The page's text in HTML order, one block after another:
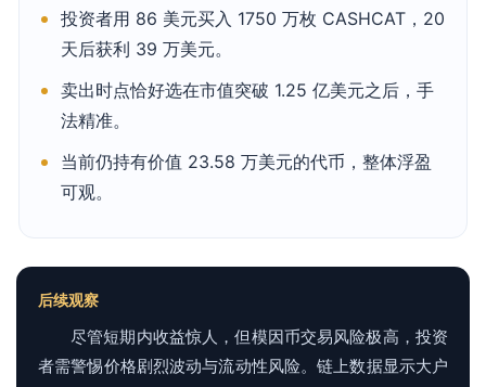
投资者用 86 美元买入 1750 万枚 CASHCAT，20
天后获利 39 万美元。
卖出时点恰好选在市值突破 1.25 亿美元之后，手
法精准。
当前仍持有价值 23.58 万美元的代币，整体浮盈
可观。
后续观察
尽管短期内收益惊人，但模因币交易风险极高，投资
者需警惕价格剧烈波动与流动性风险。链上数据显示大户